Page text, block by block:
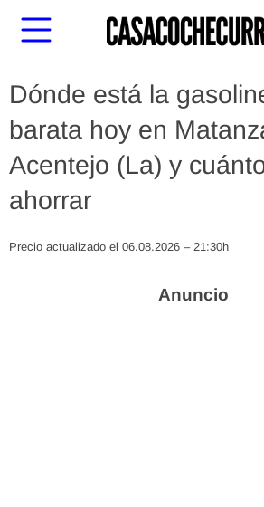
Dónde está la
barata hoy en
Acentejo (La) y
ahorrar
Precio actualizado el 06.08.2026 – 21:30h